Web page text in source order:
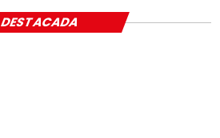
DESTACADA